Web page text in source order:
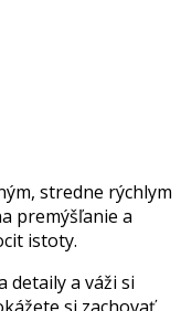
stredne rýchlym
premýšľanie a
istoty.
detaily a váži si
si zachovať